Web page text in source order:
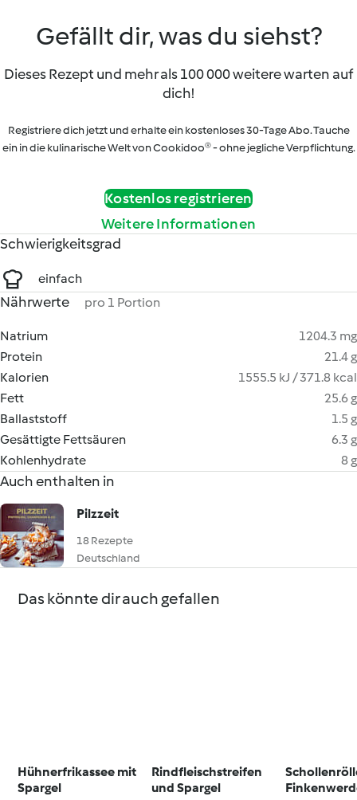
Gefällt dir, was du siehst?
Dieses Rezept und mehr als 100 000 weitere warten auf
dich!
Registriere dich jetzt und erhalte ein kostenloses 30-Tage Abo. Tauche
ein in die kulinarische Welt von Cookidoo® - ohne jegliche Verpflichtung.
Kostenlos registrieren
Weitere Informationen
Schwierigkeitsgrad
einfach
Nährwerte pro 1 Portion
Natrium
1204.3 mg
Protein
21.4 g
Kalorien
1555.5 kJ / 371.8 kcal
Fett
25.6 g
Ballaststoff
1.5 g
Gesättigte Fettsäuren
6.3 g
Kohlenhydrate
8 g
Auch enthalten in
Pilzzeit
18 Rezepte
Deutschland
Das könnte dir auch gefallen
Hühnerfrikassee mit
Spargel
Rindfleischstreifen
und Spargel